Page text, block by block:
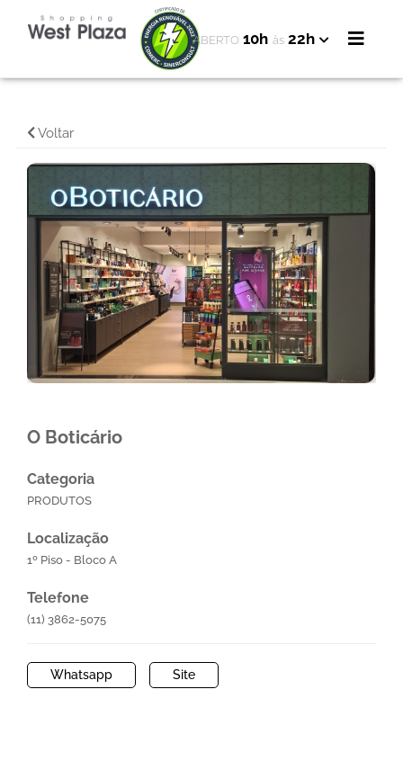
ABERTO 10h às 22h
Voltar
O Boticário
Categoria
PRODUTOS
Localização
1º Piso - Bloco A
Telefone
(11) 3862-5075
Whatsapp Site